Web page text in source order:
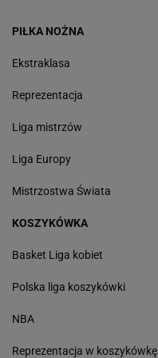
PIŁKA NOŻNA
Ekstraklasa
Reprezentacja
Liga mistrzów
Liga Europy
Mistrzostwa Świata
KOSZYKÓWKA
Basket Liga kobiet
Polska liga koszykówki
NBA
Reprezentacja w koszykówkę